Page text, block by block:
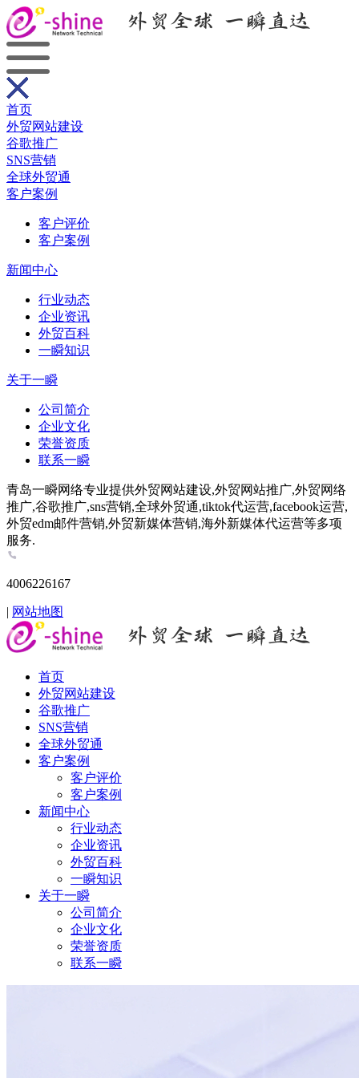
首页
外贸网站建设
谷歌推广
SNS营销
全球外贸通
客户案例
客户评价
客户案例
新闻中心
行业动态
企业资讯
外贸百科
一瞬知识
关于一瞬
公司简介
企业文化
荣誉资质
联系一瞬
青岛一瞬网络专业提供外贸网站建设,外贸网站推广,外贸网络
推广,谷歌推广,sns营销,全球外贸通,tiktok代运营,facebook运营,
外贸edm邮件营销,外贸新媒体营销,海外新媒体代运营等多项
服务.
4006226167
| 网站地图
首页
外贸网站建设
谷歌推广
SNS营销
全球外贸通
客户案例
客户评价
客户案例
新闻中心
行业动态
企业资讯
外贸百科
一瞬知识
关于一瞬
公司简介
企业文化
荣誉资质
联系一瞬